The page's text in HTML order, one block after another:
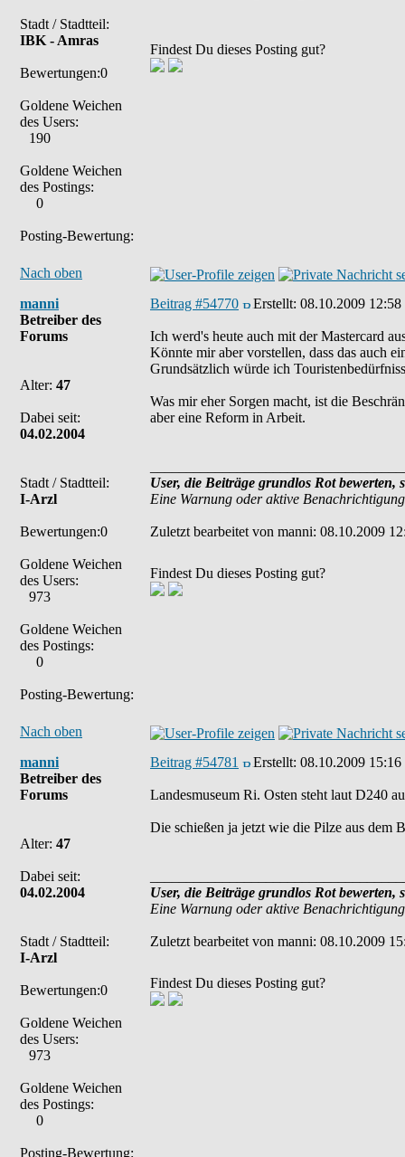
Stadt / Stadtteil:
IBK - Amras
Bewertungen:0
Goldene Weichen
des Users:
190
Goldene Weichen
des Postings:
0
Posting-Bewertung:
Findest Du dieses Posting gut?
Nach oben
manni
Betreiber des
Forums
Alter: 47
Dabei seit:
04.02.2004
Stadt / Stadtteil:
I-Arzl
Bewertungen:0
Goldene Weichen
des Users:
973
Goldene Weichen
des Postings:
0
Posting-Bewertung:
Beitrag #54770 Erstellt: 08.10.2009 12:58
Ich werd's heute auch mit der Mastercard
Könnte mir aber vorstellen, dass das auch
Grundsätzlich würde ich
Was mir eher Sorgen macht, ist die
aber eine Reform in Arbeit.
User, die Beiträge grundlos Rot
Eine Warnung oder aktive
Zuletzt bearbeitet von manni: 08.10.2009
Findest Du dieses Posting gut?
Nach oben
manni
Betreiber des
Forums
Alter: 47
Dabei seit:
04.02.2004
Stadt / Stadtteil:
I-Arzl
Bewertungen:0
Goldene Weichen
des Users:
973
Goldene Weichen
des Postings:
0
Posting-Bewertung:
Beitrag #54781 Erstellt: 08.10.2009 15:16
Landesmuseum Ri. Osten steht laut D240
Die schießen ja jetzt wie die Pilze aus dem
User, die Beiträge grundlos Rot
Eine Warnung oder aktive
Zuletzt bearbeitet von manni: 08.10.2009
Findest Du dieses Posting gut?